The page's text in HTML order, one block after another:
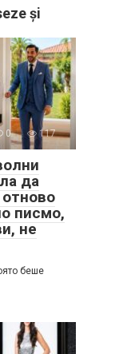
și
0 117
да
писмо,
не
беше